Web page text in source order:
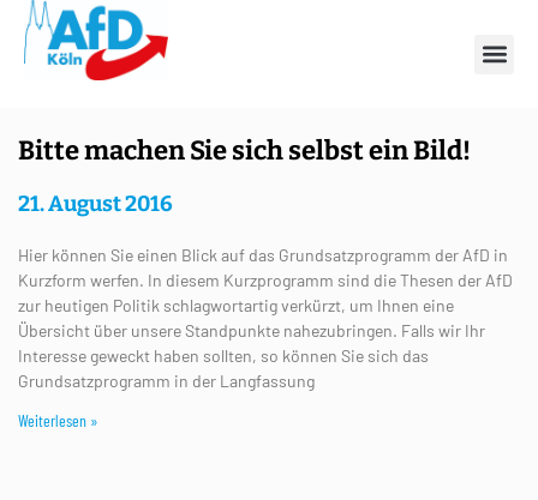
Tag: 21. August 2016
Bitte machen Sie sich selbst ein Bild!
21. August 2016
Hier können Sie einen Blick auf das Grundsatzprogramm der AfD in
Kurzform werfen. In diesem Kurzprogramm sind die Thesen der AfD
zur heutigen Politik schlagwortartig verkürzt, um Ihnen eine
Übersicht über unsere Standpunkte nahezubringen. Falls wir Ihr
Interesse geweckt haben sollten, so können Sie sich das
Grundsatzprogramm in der Langfassung
Weiterlesen »